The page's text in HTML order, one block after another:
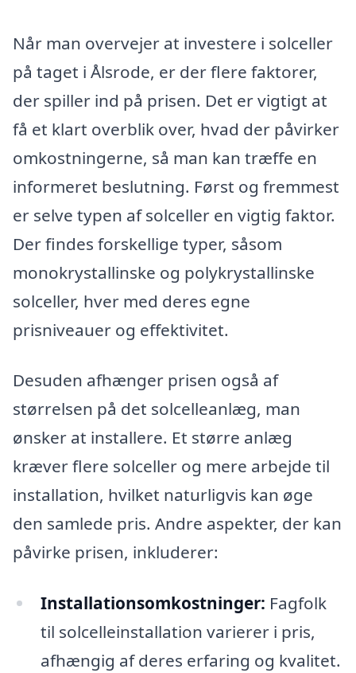
Når man overvejer at investere i solceller
på taget i Ålsrode, er der flere faktorer,
der spiller ind på prisen. Det er vigtigt at
få et klart overblik over, hvad der påvirker
omkostningerne, så man kan træffe en
informeret beslutning. Først og fremmest
er selve typen af solceller en vigtig faktor.
Der findes forskellige typer, såsom
monokrystallinske og polykrystallinske
solceller, hver med deres egne
prisniveauer og effektivitet.
Desuden afhænger prisen også af
størrelsen på det solcelleanlæg, man
ønsker at installere. Et større anlæg
kræver flere solceller og mere arbejde til
installation, hvilket naturligvis kan øge
den samlede pris. Andre aspekter, der kan
påvirke prisen, inkluderer:
Installationsomkostninger: Fagfolk
til solcelleinstallation varierer i pris,
afhængig af deres erfaring og kvalitet.